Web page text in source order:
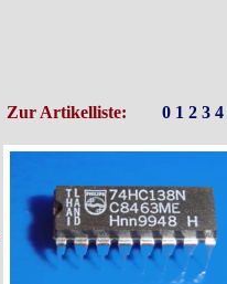
Zur Artikelliste: 0 1 2 3 4